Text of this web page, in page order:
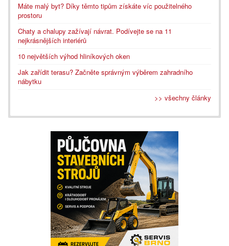
Máte malý byt? Díky těmto tipům získáte víc použitelného
prostoru
Chaty a chalupy zažívají návrat. Podívejte se na 11
nejkrásnějších interiérů
10 největších výhod hliníkových oken
Jak zařídit terasu? Začněte správným výběrem zahradního
nábytku
>> všechny články